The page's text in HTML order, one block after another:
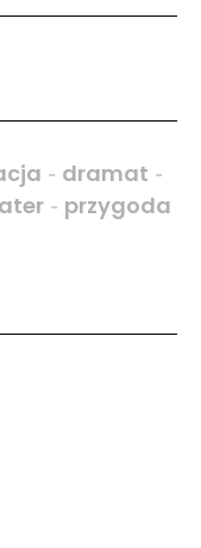
- dramat -
- przygoda